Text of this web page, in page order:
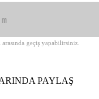
geçiş yapabilirsiniz.
PAYLAŞ